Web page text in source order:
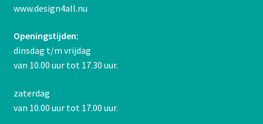
www.design4all.nu
Openingstijden:
dinsdag t/m vrijdag
van 10.00 uur tot 17.30 uur.
zaterdag
van 10.00 uur tot 17.00 uur.